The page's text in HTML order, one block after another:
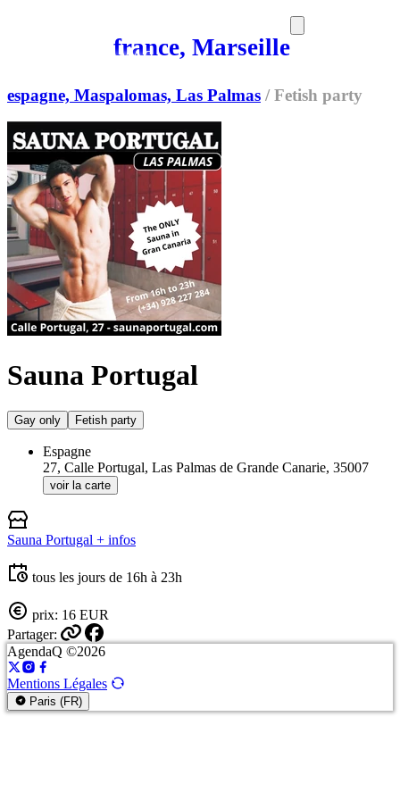
france, Marseille
MEDIAMAG
espagne, Maspalomas, Las Palmas / Fetish party
Sauna Portugal
Gay only Fetish party
Espagne
27, Calle Portugal, Las Palmas de Grande Canarie, 35007
voir la carte
Sauna Portugal + infos
tous les jours de 16h à 23h
prix: 16 EUR
Partager:
AgendaQ ©2026
Mentions Légales
Paris (FR)